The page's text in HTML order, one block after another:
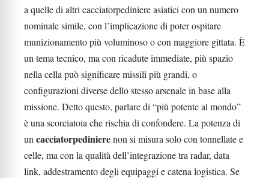
a quelle di altri cacciatorpediniere asiatici con un numero
nominale simile, con l’implicazione di poter ospitare
munizionamento più voluminoso o con maggiore gittata. È
un tema tecnico, ma con ricadute immediate, più spazio
nella cella può significare missili più grandi, o
configurazioni diverse dello stesso arsenale in base alla
missione. Detto questo, parlare di “più potente al mondo”
è una scorciatoia che rischia di confondere. La potenza di
un cacciatorpedinierenon si misura solo con tonnellate e
celle, ma con la qualità dell’integrazione tra radar, data
link, addestramento degli equipaggi e catena logistica. Se